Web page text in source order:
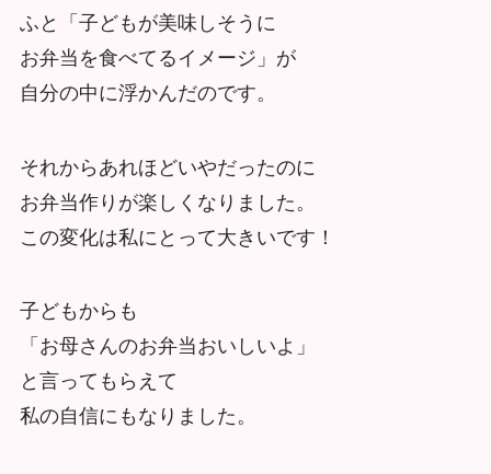
ふと「子どもが美味しそうに
お弁当を食べてるイメージ」が
自分の中に浮かんだのです。
それからあれほどいやだったのに
お弁当作りが楽しくなりました。
この変化は私にとって大きいです！
子どもからも
「お母さんのお弁当おいしいよ」
と言ってもらえて
私の自信にもなりました。